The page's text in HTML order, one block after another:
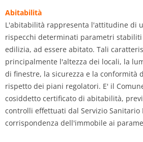
Abitabilità
L'abitabilità rappresenta l'attitudine di
rispecchi determinati parametri
edilizia, ad essere abitato. Tali
principalmente l'altezza dei locali, la
di finestre, la sicurezza e la conformità
rispetto dei piani regolatori. E' il
cosiddetto certificato di abitabilità,
controlli effettuati dal Servizio Sanitario
corrispondenza dell'immobile ai